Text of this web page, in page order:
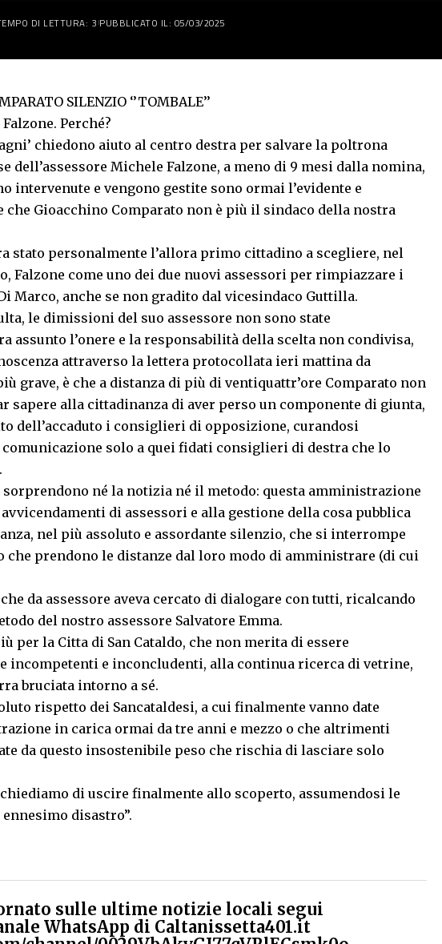
DI LETTURA: 3 PUBBLICATO IL: 05/03/2025
SILENZIO ‘’TOMBALE’’
Perché?
chiedono aiuto al centro destra per salvare la poltrona
Michele Falzone, a meno di 9 mesi dalla nomina,
intervenute e vengono gestite sono ormai l’evidente e
Gioacchino Comparato non è più il sindaco della nostra
stato personalmente l’allora primo cittadino a scegliere, nel
Falzone come uno dei due nuovi assessori per rimpiazzare i
Marco, anche se non gradito dal vicesindaco Guttilla.
le dimissioni del suo assessore non sono state
assunto l’onere e la responsabilità della scelta non condivisa,
attraverso la lettera protocollata ieri mattina da
grave, è che a distanza di più di ventiquattr’ore Comparato non
sapere alla cittadinanza di aver perso un componente di giunta,
dell’accaduto i consiglieri di opposizione, curandosi
solo a quei fidati consiglieri di destra che lo
né la notizia né il metodo: questa amministrazione
di assessori e alla gestione della cosa pubblica
nel più assoluto e assordante silenzio, che si interrompe
che prendono le distanze dal loro modo di amministrare (di cui
da assessore aveva cercato di dialogare con tutti, ricalcando
del nostro assessore Salvatore Emma.
per la Citta di San Cataldo, che non merita di essere
incompetenti e inconcludenti, alla continua ricerca di vetrine,
bruciata intorno a sé.
rispetto dei Sancataldesi, a cui finalmente vanno date
in carica ormai da tre anni e mezzo o che altrimenti
da questo insostenibile peso che rischia di lasciare solo
di uscire finalmente allo scoperto, assumendosi le
disastro”.
sulle ultime notizie locali segui
WhatsApp di Caltanissetta401.it